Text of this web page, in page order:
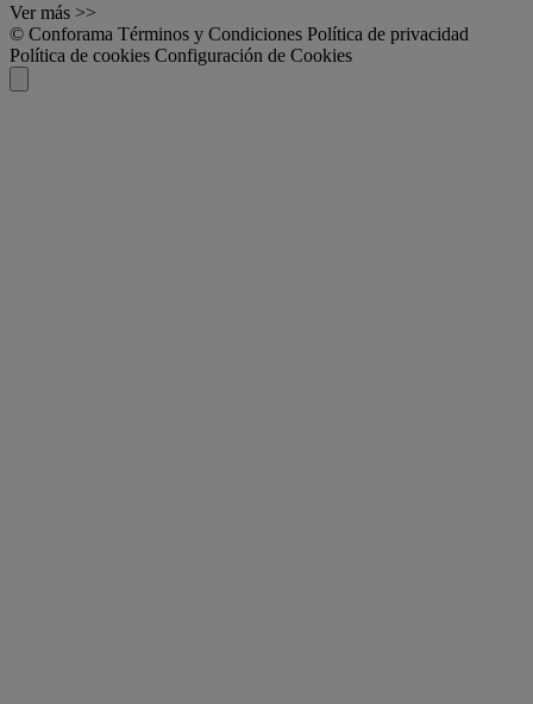
Ver más >>
© Conforama Términos y Condiciones Política de privacidad
Política de cookies Configuración de Cookies